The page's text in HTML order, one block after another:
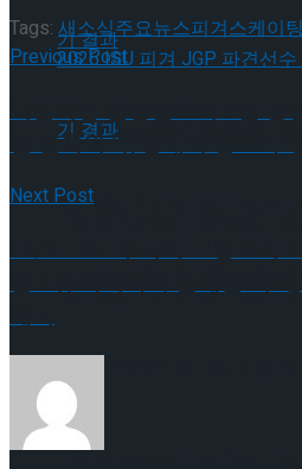
[현장스케치] 장하린-
고나연, 2026 ISU 피겨
고나연, 2026 ISU 피겨
프리 스케이팅 경기 결과
Tags: 새소식주요뉴스피겨스케이
Previous Post
한 관록의 ‘유영애의 흥보가-
Next Post
23/24 ISU 주니어 그랑프리
겸 2위 차지하며 은메달 획
쾌거